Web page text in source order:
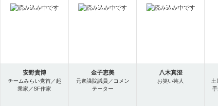
安野貴博
チームみらい党首／起
業家／SF作家
金子恵美
元衆議院議員／コメン
テーター
八木真澄
お笑い芸人
土